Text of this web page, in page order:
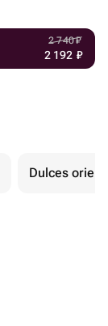
2 740₽
2 192 ₽
Dulces